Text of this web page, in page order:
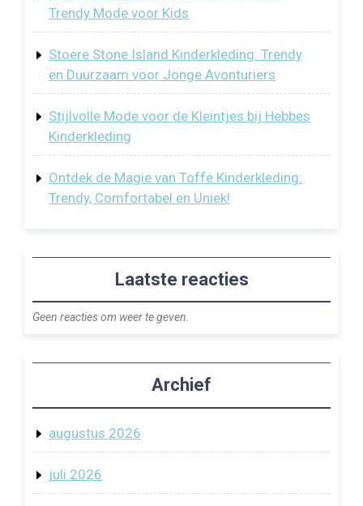
Trendy Mode voor Kids
Stoere Stone Island Kinderkleding: Trendy
en Duurzaam voor Jonge Avonturiers
Stijlvolle Mode voor de Kleintjes bij Hebbes
Kinderkleding
Ontdek de Magie van Toffe Kinderkleding:
Trendy, Comfortabel en Uniek!
Laatste reacties
Geen reacties om weer te geven.
Archief
augustus 2026
juli 2026